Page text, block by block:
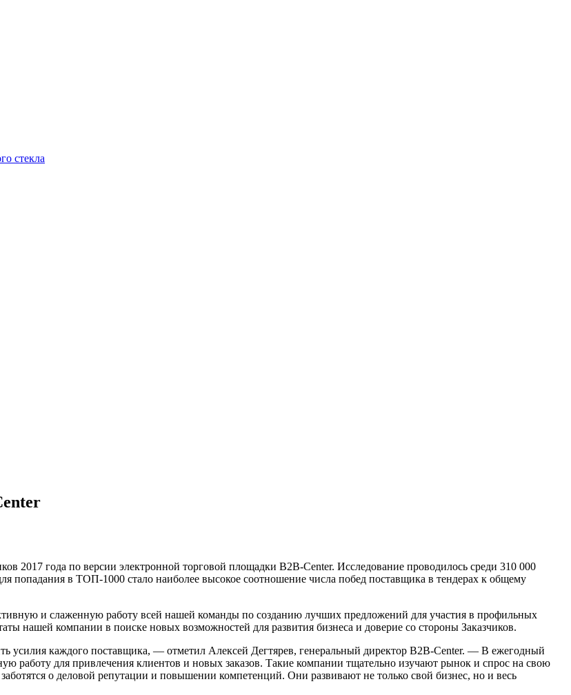
стекла
года по версии электронной торговой площадки B2B-Center. Исследование проводилось среди 310 000
попадания в ТОП-1000 стало наиболее высокое соотношение числа побед поставщика в тендерах к общему
и слаженную работу всей нашей команды по созданию лучших предложений для участия в профильных
нашей компании в поиске новых возможностей для развития бизнеса и доверие со стороны Заказчиков.
усилия каждого поставщика, — отметил Алексей Дегтярев, генеральный директор B2B-Center. — В ежегодный
работу для привлечения клиентов и новых заказов. Такие компании тщательно изучают рынок и спрос на свою
о деловой репутации и повышении компетенций. Они развивают не только свой бизнес, но и весь